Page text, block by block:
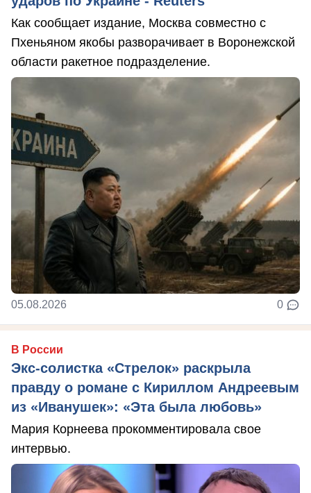
Как сообщает издание, Москва совместно с
Пхеньяном якобы разворачивает в Воронежской
области ракетное подразделение.
05.08.2026 0
В России
Экс-солистка «Стрелок» раскрыла
правду о романе с Кириллом Андреевым
из «Иванушек»: «Эта была любовь»
Мария Корнеева прокомментировала свое
интервью.